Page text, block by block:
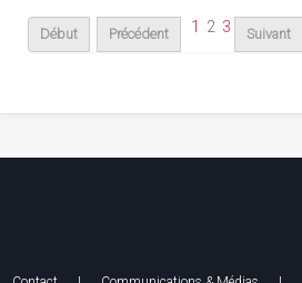
Début Précédent 1 2 3 Suivant